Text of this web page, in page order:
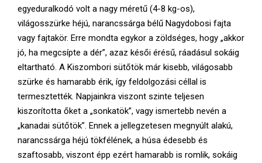
egyeduralkodó volt a nagy méretű (4-8 kg-os),
világosszürke héjú, narancssárga bélű Nagydobosi fajta
vagy fajtakör. Erre mondta egykor a zöldséges, hogy „akkor
jó, ha megcsípte a dér”, azaz késői érésű, ráadásul sokáig
eltartható. A Kiszombori sütőtök már kisebb, világosabb
szürke és hamarabb érik, így feldolgozási céllal is
termesztették. Napjainkra viszont szinte teljesen
kiszorította őket a „sonkatök”, vagy ismertebb nevén a
„kanadai sütőtök”. Ennek a jellegzetesen megnyúlt alakú,
narancssárga héjú tökfélének, a húsa édesebb és
szaftosabb, viszont épp ezért hamarabb is romlik, sokáig